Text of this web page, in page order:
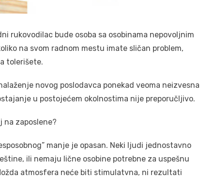
rukovodilac bude osoba sa osobinama nepovoljnim
na svom radnom mestu imate sličan problem,
tolerišete.
novog poslodavca ponekad veoma neizvesna
u postojećem okolnostima nije preporučljivo.
na zaposlene?
manje je opasan. Neki ljudi jednostavno
ili nemaju lične osobine potrebne za uspešnu
atmosfera neće biti stimulatvna, ni rezultati